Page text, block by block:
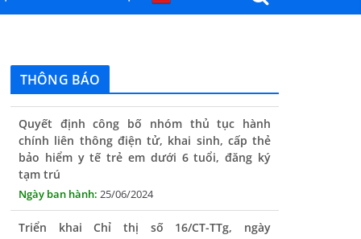
THÔNG BÁO
Quyết định công bố nhóm thủ tục hành
bảo hiểm y tế trẻ em dưới 6 tuổi, đăng ký
tạm trú
25/06/2024
Triển khai Chỉ thị số 16/CT-TTg, ngày
20/5/2024 của Thủ Tướng Chính phủ
13/06/2024